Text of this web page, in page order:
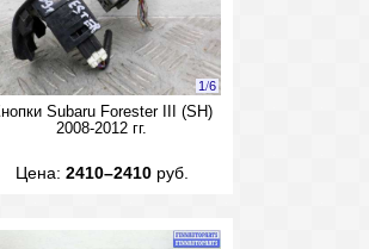
1/6
Subaru Forester III (SH)
2008-2012 гг.
Цена: 2410–2410руб.